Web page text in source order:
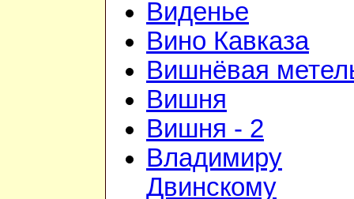
Виденье
Вино Кавказа
Вишнёвая
Вишня
Вишня - 2
Владимиру
Двинскому